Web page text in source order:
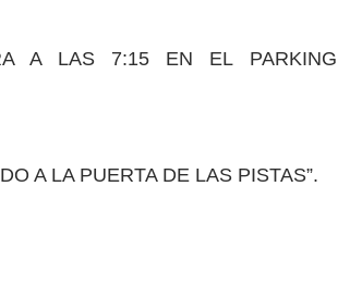
A LAS 7:15 EN EL PARKING
A LA PUERTA DE LAS PISTAS”.